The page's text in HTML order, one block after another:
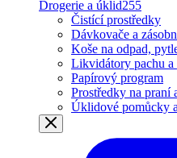
Drogerie a úklid255
Čistící prostředky
Dávkovače a
Koše na odpad,
Likvidátory pachu a
Papírový program
Prostředky na praní
Úklidové pomůcky